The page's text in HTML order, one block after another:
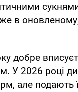
в
добре
У 2026 році
але подають